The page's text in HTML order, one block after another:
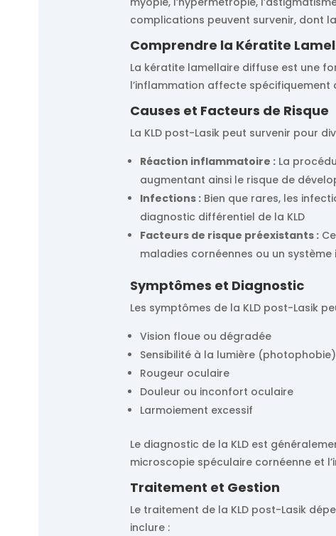
complications peuvent survenir, dont
Comprendre la Kératite
La kératite lamellaire diffuse est une
l’inflammation affecte
Causes et Facteurs de Risque
La KLD post-Lasik peut survenir pour
Réaction inflammatoire :La
augmentant ainsi le risque de
Infections :Bien que rares, les
diagnostic différentiel de la KLD
Facteurs de risque préexistants :
maladies cornéennes ou un
Symptômes et Diagnostic
Les symptômes de la KLD post-Lasik
Vision floue ou dégradée
Sensibilité à la lumière (photophobie)
Rougeur oculaire
Douleur ou inconfort oculaire
Larmoiement excessif
Le diagnostic de la KLD est
microscopie spéculaire cornéenne et
Traitement et Gestion
Le traitement de la KLD post-Lasik
inclure :